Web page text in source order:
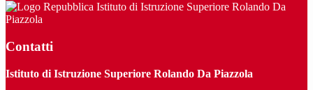
Istituto di Istruzione Superiore Rolando Da
Piazzola
Contatti
Istituto di Istruzione Superiore Rolando Da Piazzola